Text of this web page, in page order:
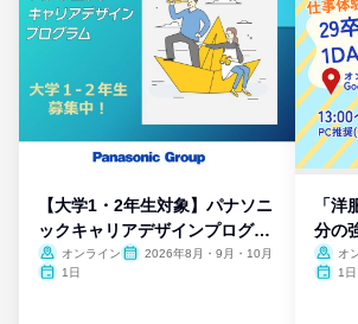
【大学1・2年生対象】パナソニ
ックキャリアデザインプログラ
ム
オンライン
2026年8月・9月・10月
1日
「
分の
オ
1日